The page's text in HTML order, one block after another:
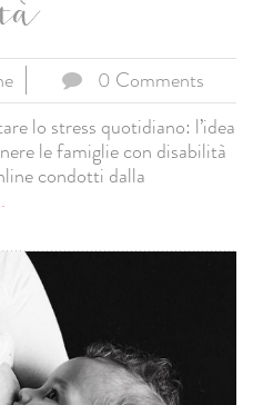
0 Comments
lo stress quotidiano: l’idea
le famiglie con disabilità
condotti dalla